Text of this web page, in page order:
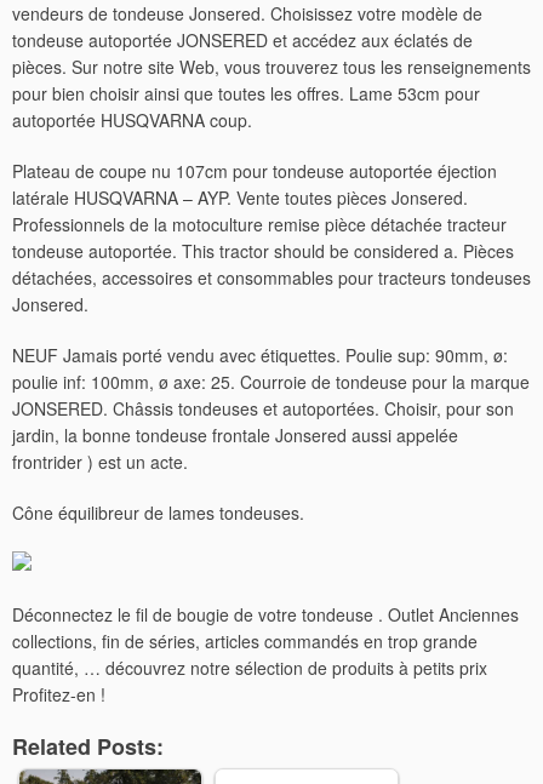
vendeurs de tondeuse Jonsered. Choisissez votre modèle de
tondeuse autoportée JONSERED et accédez aux éclatés de
pièces. Sur notre site Web, vous trouverez tous les renseignements
pour bien choisir ainsi que toutes les offres. Lame 53cm pour
autoportée HUSQVARNA coup.
Plateau de coupe nu 107cm pour tondeuse autoportée éjection
latérale HUSQVARNA – AYP. Vente toutes pièces Jonsered.
Professionnels de la motoculture remise pièce détachée tracteur
tondeuse autoportée. This tractor should be considered a. Pièces
détachées, accessoires et consommables pour tracteurs tondeuses
Jonsered.
NEUF Jamais porté vendu avec étiquettes. Poulie sup: 90mm, ø:
poulie inf: 100mm, ø axe: 25. Courroie de tondeuse pour la marque
JONSERED. Châssis tondeuses et autoportées. Choisir, pour son
jardin, la bonne tondeuse frontale Jonsered aussi appelée
frontrider ) est un acte.
Cône équilibreur de lames tondeuses.
Déconnectez le fil de bougie de votre tondeuse . Outlet Anciennes
collections, fin de séries, articles commandés en trop grande
quantité, … découvrez notre sélection de produits à petits prix
Profitez-en !
Related Posts: